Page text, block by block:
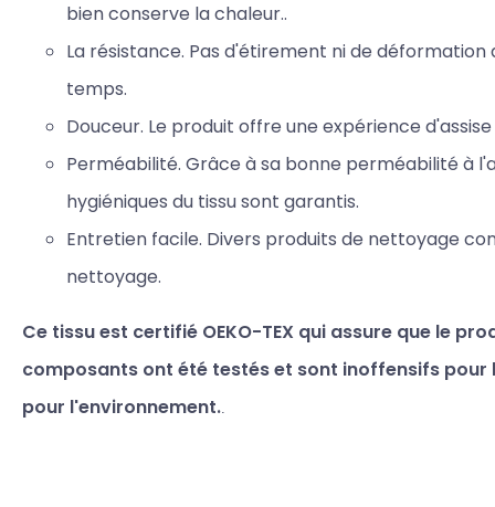
bienconserve la chaleur..
La résistance. Pas d'étirement ni de déformation
temps.
Douceur. Le produit offre une expérience
Perméabilité. Grâce à sa bonne perméabilité à
hygiéniques du tissu sont garantis.
Entretien facile. Divers produits de nettoyage
nettoyage.
Ce tissu est certifié OEKO-TEX qui assure que le
composants ont été testés et sont inoffensifs pour
pour l'environnement..